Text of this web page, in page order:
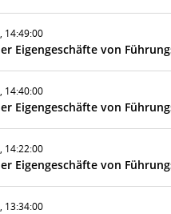
14:49:00
Eigengeschäfte von
14:40:00
Eigengeschäfte von
14:22:00
Eigengeschäfte von
13:34:00